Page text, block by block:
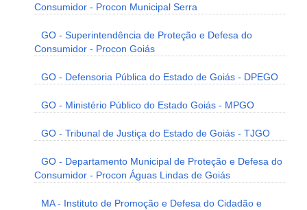
Consumidor - Procon Municipal Serra
GO - Superintendência de Proteção e Defesa do
Consumidor - Procon Goiás
GO - Defensoria Pública do Estado de Goiás - DPEGO
GO - Ministério Público do Estado Goiás - MPGO
GO - Tribunal de Justiça do Estado de Goiás - TJGO
GO - Departamento Municipal de Proteção e Defesa do
Consumidor - Procon Águas Lindas de Goiás
MA - Instituto de Promoção e Defesa do Cidadão e